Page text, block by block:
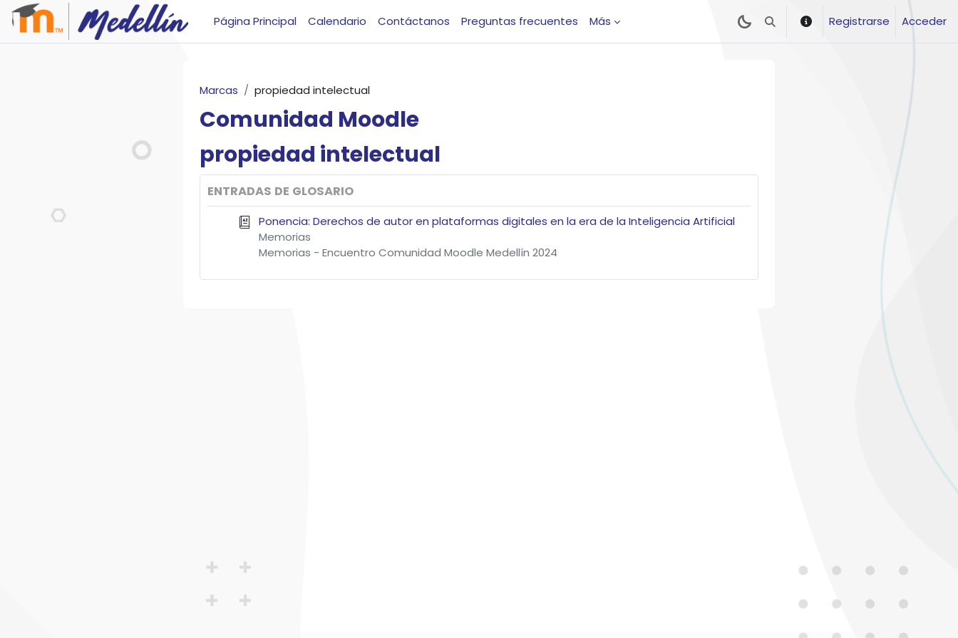
Salta al contenido principal
Página Principal
Calendario Contáctanos Preguntas frecuentes Más Selector de búsqueda de entrada
Registrarse Acceder
Marcas propiedad intelectual
Comunidad Moodle
propiedad intelectual
ENTRADAS DE GLOSARIO
Ponencia: Derechos de autor en plataformas digitales en la era de la Inteligencia Artificial
Memorias
Memorias - Encuentro Comunidad Moodle Medellín 2024